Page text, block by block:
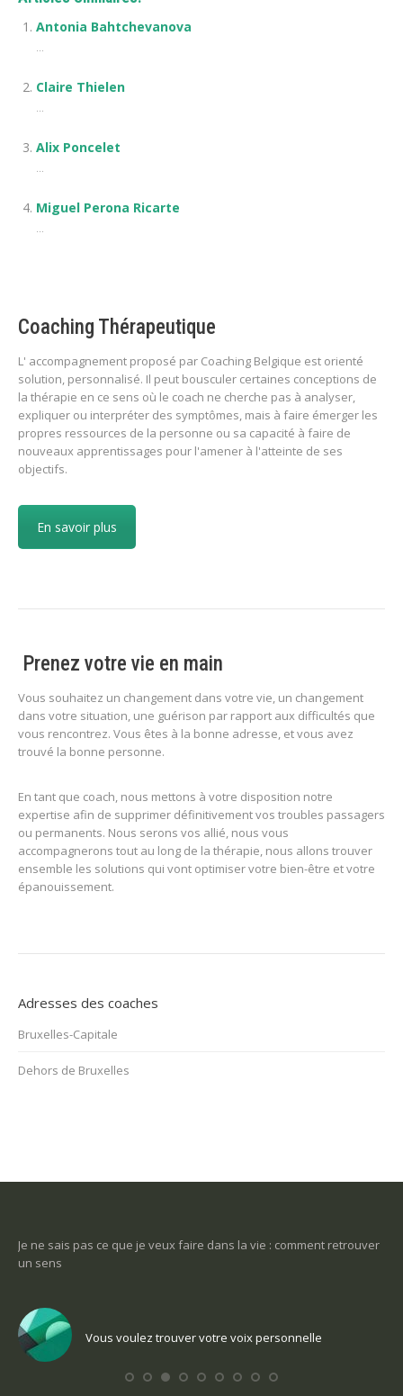
Antonia Bahtchevanova
...
Claire Thielen
...
Alix Poncelet
...
Miguel Perona Ricarte
...
Coaching Thérapeutique
L' accompagnement proposé par Coaching Belgique est orienté
solution, personnalisé. Il peut bousculer certaines conceptions de
la thérapie en ce sens où le coach ne cherche pas à analyser,
expliquer ou interpréter des symptômes, mais à faire émerger les
propres ressources de la personne ou sa capacité à faire de
nouveaux apprentissages pour l'amener à l'atteinte de ses
objectifs.
En savoir plus
Prenez votre vie en main
Vous souhaitez un changement dans votre vie, un changement
dans votre situation, une guérison par rapport aux difficultés que
vous rencontrez. Vous êtes à la bonne adresse, et vous avez
trouvé la bonne personne.
En tant que coach, nous mettons à votre disposition notre
expertise afin de supprimer définitivement vos troubles passagers
ou permanents. Nous serons vos allié, nous vous
accompagnerons tout au long de la thérapie, nous allons trouver
ensemble les solutions qui vont optimiser votre bien-être et votre
épanouissement.
Adresses des coaches
Bruxelles-Capitale
Dehors de Bruxelles
Je ne sais pas ce que je veux faire dans la vie : comment retrouver
un sens
Vous voulez trouver votre voix personnelle